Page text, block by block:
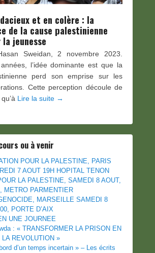
et en colère : la
de la cause palestinienne
jeunesse
Sweidan, 2 novembre 2023.
l’idée dominante est que la
perd son emprise sur les
Cette perception découle de
Lire la suite →
ou à venir
POUR LA PALESTINE, PARIS
7 AOUT 19H HOPITAL TENON
LA PALESTINE, SAMEDI 8 AOUT,
METRO PARMENTIER
MARSEILLE SAMEDI 8
PORTE D’AIX
UNE JOURNEE
: « TRANSFORMER LA PRISON EN
LA REVOLUTION »
d’un temps incertain » – Les écrits